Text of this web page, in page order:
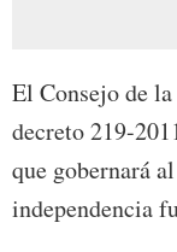
El Consejo de
decreto 219-
que gobernará
independencia